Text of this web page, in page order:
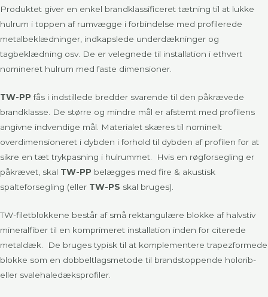
Produktet giver en enkel brandklassificeret tætning til at lukke
hulrum i toppen af rumvægge i forbindelse med profilerede
metalbeklædninger, indkapslede underdækninger og
tagbeklædning osv. De er velegnede til installation i ethvert
nomineret hulrum med faste dimensioner.
TW-PP fås i indstillede bredder svarende til den påkrævede
brandklasse. De større og mindre mål er afstemt med profilens
angivne indvendige mål. Materialet skæres til nominelt
overdimensioneret i dybden i forhold til dybden af profilen for at
sikre en tæt trykpasning i hulrummet. Hvis en røgforsegling er
påkrævet, skal TW-PP belægges med fire & akustisk
spalteforsegling (eller TW-PS skal bruges).
TW-filetblokkene består af små rektangulære blokke af halvstiv
mineralfiber til en komprimeret installation inden for citerede
metaldæk. De bruges typisk til at komplementere trapezformede
blokke som en dobbeltlagsmetode til brandstoppende holorib-
eller svalehaledæksprofiler.